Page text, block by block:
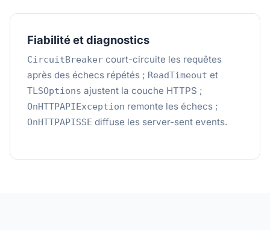
Fiabilité et diagnostics
CircuitBreaker court-circuite les requêtes
après des échecs répétés ; ReadTimeout et
TLSOptions ajustent la couche HTTPS ;
OnHTTPAPIException remonte les échecs ;
OnHTTPAPISSE diffuse les server-sent events.